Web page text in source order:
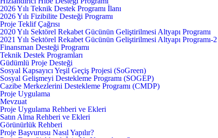
2026 Yılı Teknik Destek Programı İlanı
2026 Yılı Fizibilite Desteği Programı
Proje Teklif Çağrısı
2020 Yılı Sektörel Rekabet Gücünün Geliştirilmesi Altyapı Programı
2021 Yılı Sektörel Rekabet Gücünün Geliştirilmesi Altyapı Programı-2
Finansman Desteği Programı
Teknik Destek Programları
Güdümlü Proje Desteği
Sosyal Kapsayıcı Yeşil Geçiş Projesi (SoGreen)
Sosyal Gelişmeyi Destekleme Programı (SOGEP)
Cazibe Merkezlerini Destekleme Programı (CMDP)
Proje Uygulama
Mevzuat
Proje Uygulama Rehberi ve Ekleri
Satın Alma Rehberi ve Ekleri
Görünürlük Rehberi
Proje Başvurusu Nasıl Yapılır?